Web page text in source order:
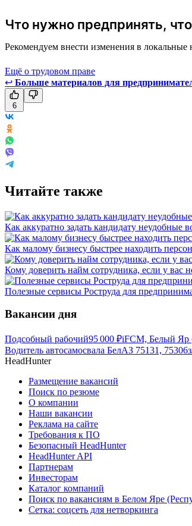
Что нужно предпринять,
Рекомендуем внести изменения в локальные
Ещё о трудовом праве
↩ Больше материалов для
6
Читайте также
Как аккуратно задать кандидату неудобные
Как малому бизнесу быстрее находить
Кому доверить найм сотрудника, если у вас
Полезные сервисы Роструда для
Вакансии дня
Подсобный рабочий95 000 ₽iFCM, Белый Яр
Водитель автосамосвала БелАЗ 75131, 75306
HeadHunter
Размещение вакансий
Поиск по резюме
О компании
Наши вакансии
Реклама на сайте
Требования к ПО
Безопасный HeadHunter
HeadHunter API
Партнерам
Инвесторам
Каталог компаний
Поиск по вакансиям в Белом Яре
Сетка: соцсеть для нетворкинга